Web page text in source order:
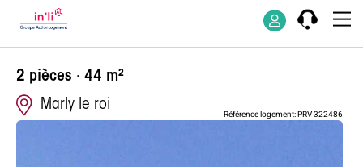
2 pièces · 44 m²
Marly le roi
Référence logement: PRV 322486